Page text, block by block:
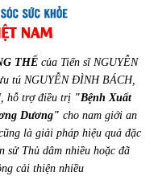
THỂcủa Tiến sĩ NGUYỄN
tú NGUYỄN ĐÌNH BÁCH,
hỗ trợ điều trị "Bệnh Xuất
Dương" cho nam giới an
là giải pháp hiệu quả đặc
sử Thủ dâm nhiều hoặc đã
cải thiện nhiều